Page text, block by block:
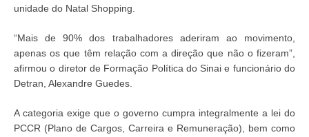
unidade do Natal Shopping.
“Mais de 90% dos trabalhadores aderiram ao movimento,
apenas os que têm relação com a direção que não o fizeram”,
afirmou o diretor de Formação Política do Sinai e funcionário do
Detran, Alexandre Guedes.
A categoria exige que o governo cumpra integralmente a lei do
PCCR (Plano de Cargos, Carreira e Remuneração), bem como